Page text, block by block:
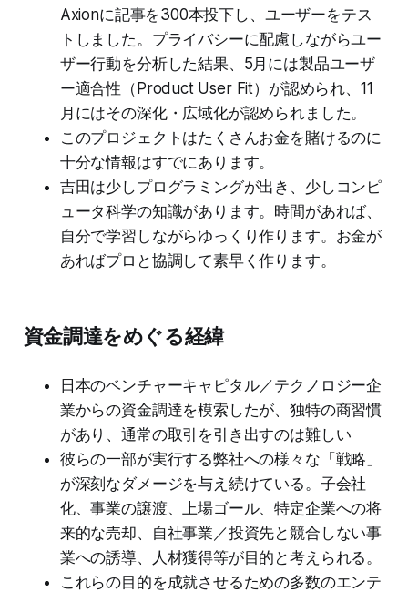
Axionに記事を300本投下し、ユーザーをテス
トしました。プライバシーに配慮しながらユー
ザー行動を分析した結果、5月には製品ユーザ
ー適合性（Product User Fit）が認められ、11
月にはその深化・広域化が認められました。
このプロジェクトはたくさんお金を賭けるのに
十分な情報はすでにあります。
吉田は少しプログラミングが出き、少しコンピ
ュータ科学の知識があります。時間があれば、
自分で学習しながらゆっくり作ります。お金が
あればプロと協調して素早く作ります。
資金調達をめぐる経緯
日本のベンチャーキャピタル／テクノロジー企
業からの資金調達を模索したが、独特の商習慣
があり、通常の取引を引き出すのは難しい
彼らの一部が実行する弊社への様々な「戦略」
が深刻なダメージを与え続けている。子会社
化、事業の譲渡、上場ゴール、特定企業への将
来的な売却、自社事業／投資先と競合しない事
業への誘導、人材獲得等が目的と考えられる。
これらの目的を成就させるための多数のエンテ